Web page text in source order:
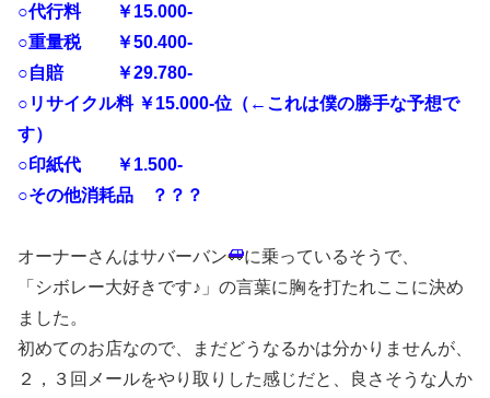
○代行料 ￥15.000-
○重量税 ￥50.400-
○自賠 ￥29.780-
○リサイクル料 ￥15.000-位（←これは僕の勝手な予想で
す）
○印紙代 ￥1.500-
○その他消耗品 ？？？
オーナーさんはサバーバン
に乗っているそうで、
「シボレー大好きです♪」の言葉に胸を打たれここに決め
ました。
初めてのお店なので、まだどうなるかは分かりませんが、
２，３回メールをやり取りした感じだと、良さそうな人か